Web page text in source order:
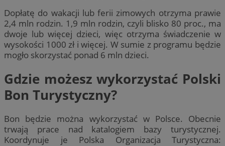
Dopłatę do wakacji lub ferii zimowych otrzyma prawie
2,4 mln rodzin. 1,9 mln rodzin, czyli blisko 80 proc., ma
dwoje lub więcej dzieci, więc otrzyma świadczenie w
wysokości 1000 zł i więcej. W sumie z programu będzie
mogło skorzystać ponad 6 mln dzieci.
Gdzie możesz wykorzystać Polski
Bon Turystyczny?
Bon będzie można wykorzystać w Polsce. Obecnie
trwają prace nad katalogiem bazy turystycznej.
Koordynuje je Polska Organizacja Turystyczna: